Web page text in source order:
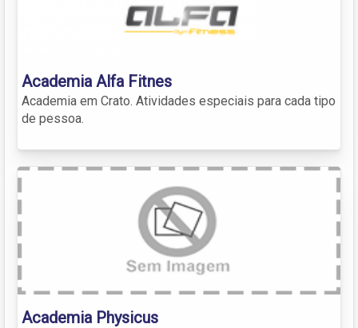
Academia Alfa Fitnes
Academia em Crato. Atividades especiais para cada tipo
de pessoa.
Academia Physicus